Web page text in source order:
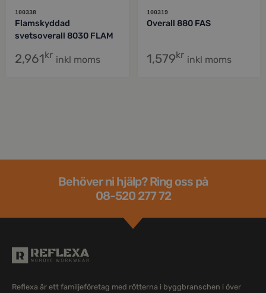
100338
Flamskyddad
svetsoverall 8030 FLAM
2,961kr inkl moms
100319
Overall 880 FAS
1,579kr inkl moms
Behöver ni hjälp? Ring oss på
08-520 277 72
Reflexa är ett familjeföretag med rötterna i byggbranschen i över